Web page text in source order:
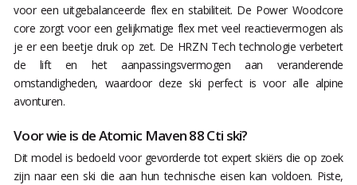
voor een uitgebalanceerde flex en stabiliteit. De Power Woodcore
core zorgt voor een gelijkmatige flex met veel reactievermogen als
je er een beetje druk op zet. De HRZN Tech technologie verbetert
de lift en het aanpassingsvermogen aan veranderende
omstandigheden, waardoor deze ski perfect is voor alle alpine
avonturen.
Voor wie is de Atomic Maven 88 Cti ski?
Dit model is bedoeld voor gevorderde tot expert skiërs die op zoek
zijn naar een ski die aan hun technische eisen kan voldoen. Piste,